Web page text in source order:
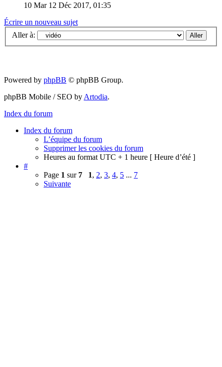
10 Mar 12 Déc 2017, 01:35
Écrire un nouveau sujet
Aller à:
Powered by phpBB © phpBB Group.
phpBB Mobile / SEO byArtodia.
Index du forum
Index du forum
L’équipe du forum
Supprimer les cookies du forum
Heures au format UTC + 1 heure [ Heure d’été ]
#
Page 1 sur 7 1, 2, 3, 4, 5 ... 7
Suivante